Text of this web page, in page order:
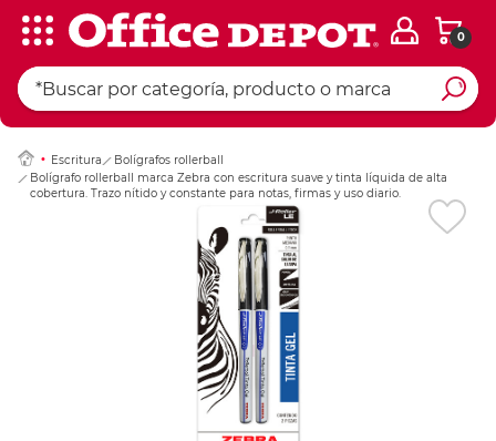
0
Escritura
Bolígrafos rollerball
Bolígrafo rollerball marca Zebra con escritura suave y tinta líquida de alta
cobertura. Trazo nítido y constante para notas, firmas y uso diario.
Ingresar Codigo